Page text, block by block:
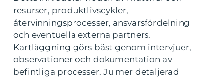
resurser, produktlivscykler,
återvinningsprocesser, ansvarsfördelning
och eventuella externa partners.
Kartläggning görs bäst genom intervjuer,
observationer och dokumentation av
befintliga processer. Ju mer detaljerad